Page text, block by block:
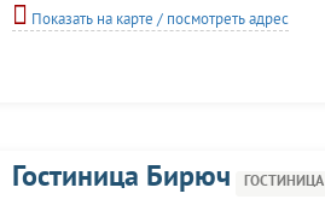
Показать на карте / посмотреть адрес
Гостиница Бирюч ГОСТИНИЦА